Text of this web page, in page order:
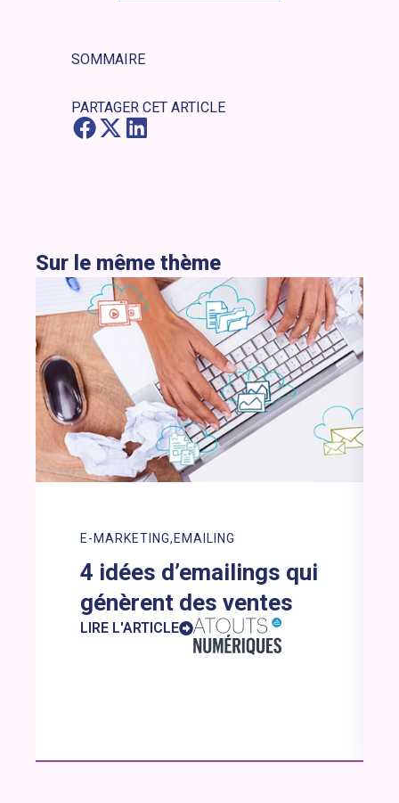
SOMMAIRE
PARTAGER CET ARTICLE
Sur le même thème
E-MARKETING EMAILING
4 idées d’emailings qui
génèrent des ventes
LIRE L'ARTICLE